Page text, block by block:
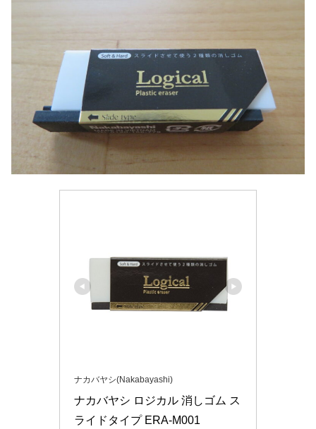
ナカバヤシ(Nakabayashi)
ナカバヤシ ロジカル 消しゴム ス
ライドタイプ ERA-M001